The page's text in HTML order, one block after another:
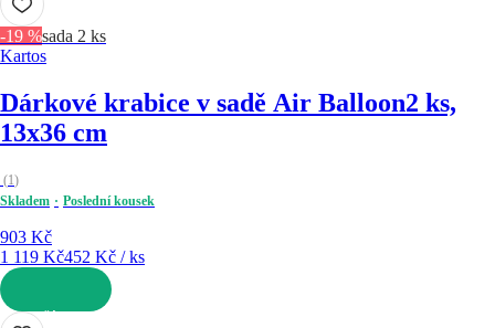
-19 %sada 2 ks
Kartos
Dárkové krabice v sadě Air Balloon2 ks,
13x36 cm
(1)
Skladem
Poslední kousek
903 Kč
1 119 Kč452 Kč / ks
DO KOŠÍKU